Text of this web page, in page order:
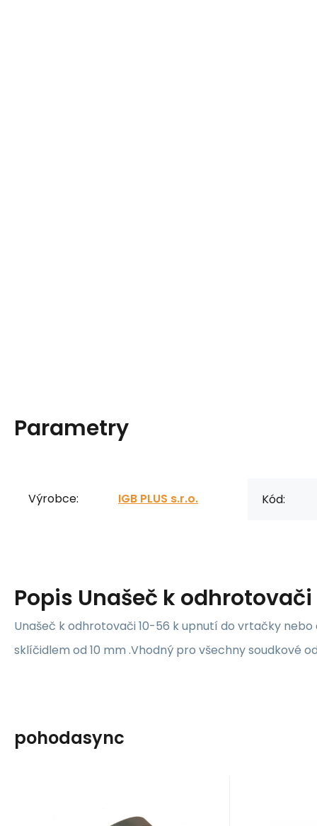
Parametry
Výrobce: IGB PLUS s.r.o. Kód:
Popis Unašeč k
Unašeč k odhrotovači 10-56 k upnutí do vrtačky nebo
sklíčidlem od 10 mm .Vhodný pro všechny soudkové
pohodasync
Unašeč k
2 027Kč